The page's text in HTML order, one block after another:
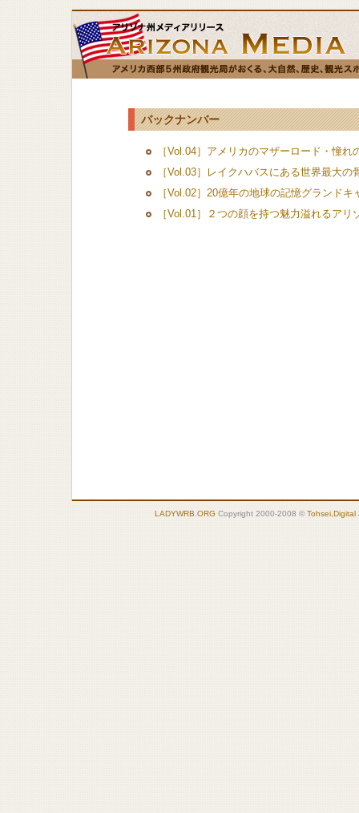
バックナンバー
［Vol.04］アメリカのマザーロード・憧れ
［Vol.03］レイクハバスにある世界最大
［Vol.02］20億年の地球の記憶グランドキ
［Vol.01］２つの顔を持つ魅力溢れるアリ
LADYWRB.ORG Copyright 2000-2008 © Tohsei,Digital